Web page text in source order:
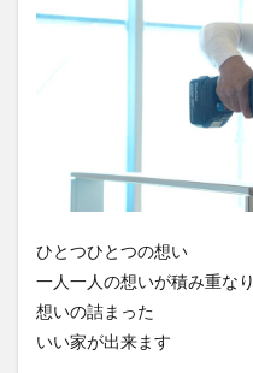
ひとつひとつの想い
一人一人の想いが積み重なり
想いの詰まった
いい家が出来ます